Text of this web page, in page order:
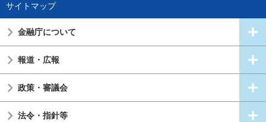
サイトマップ
金融庁について
報道・広報
政策・審議会
法令・指針等